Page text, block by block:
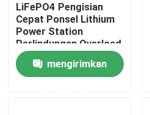
Rumah
Produk
LiFePO4 Pengisian
Cepat Ponsel Lithium
Power Station
Perlindungan Overload
mengirimkan